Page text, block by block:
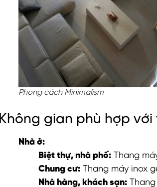
Phong cách Minimalism
Không gian phù hợp
Nhà ở:
Biệt thự, nhà phố:Thang
Chung cư:Thang máy inox
Nhà hàng, khách sạn:Thang